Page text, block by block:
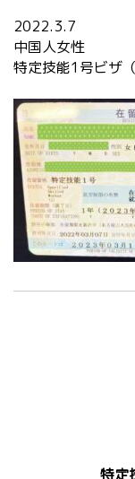
2022.3.7
中国人女性
特定技能1号ビザ
特定